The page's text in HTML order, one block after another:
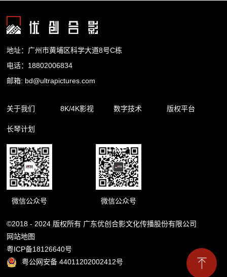
地址：广州市黄埔区科学大道8号C栋
电话：18802006834
邮箱: bd@ultrapictures.com
关于我们
企业简介
企业新闻
8K/4K影视
影视出品
影视制作
数字技术
杜比全景声
扩展现实
版权平台
长琴计划
微信公众号 微信公众号
©2018 - 2024 版权所有 广东优创合影文化传播股份有限公司
网站地图
粤ICP备18126640号
粤公网安备 44011202002412号